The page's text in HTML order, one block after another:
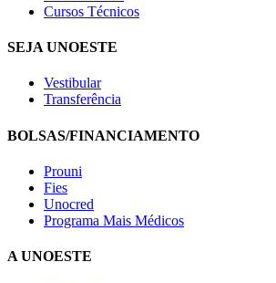
Cursos Técnicos
SEJA UNOESTE
Vestibular
Transferência
BOLSAS/FINANCIAMENTO
Prouni
Fies
Unocred
Programa Mais Médicos
A UNOESTE